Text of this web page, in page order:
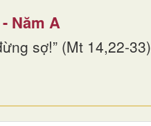
Năm A
sợ!” (Mt 14,22-33)